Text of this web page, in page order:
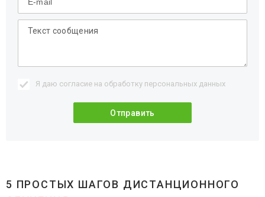
Я даю согласие на обработку персональных данных
5 ПРОСТЫХ ШАГОВ ДИСТАНЦИОННОГО